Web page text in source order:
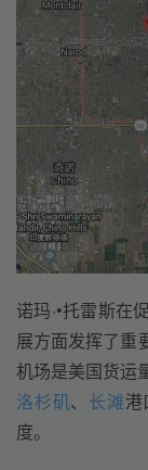
诺玛·•托雷斯在
展方面发挥了重
机场是美国货运
洛杉矶、 长滩
度。